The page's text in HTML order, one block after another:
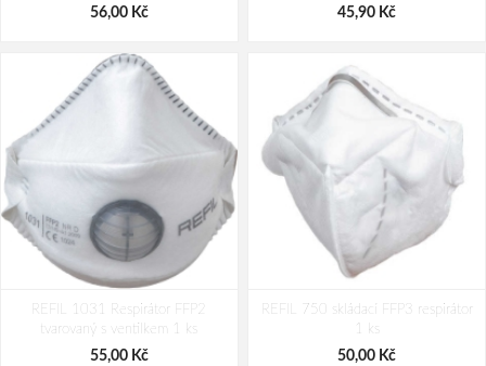
56,00 Kč 45,90 Kč
REFIL 1031 Respirátor FFP2
tvarovaný s ventilkem 1 ks
55,00 Kč
REFIL 750 skládací FFP3 respirátor
50,00 Kč